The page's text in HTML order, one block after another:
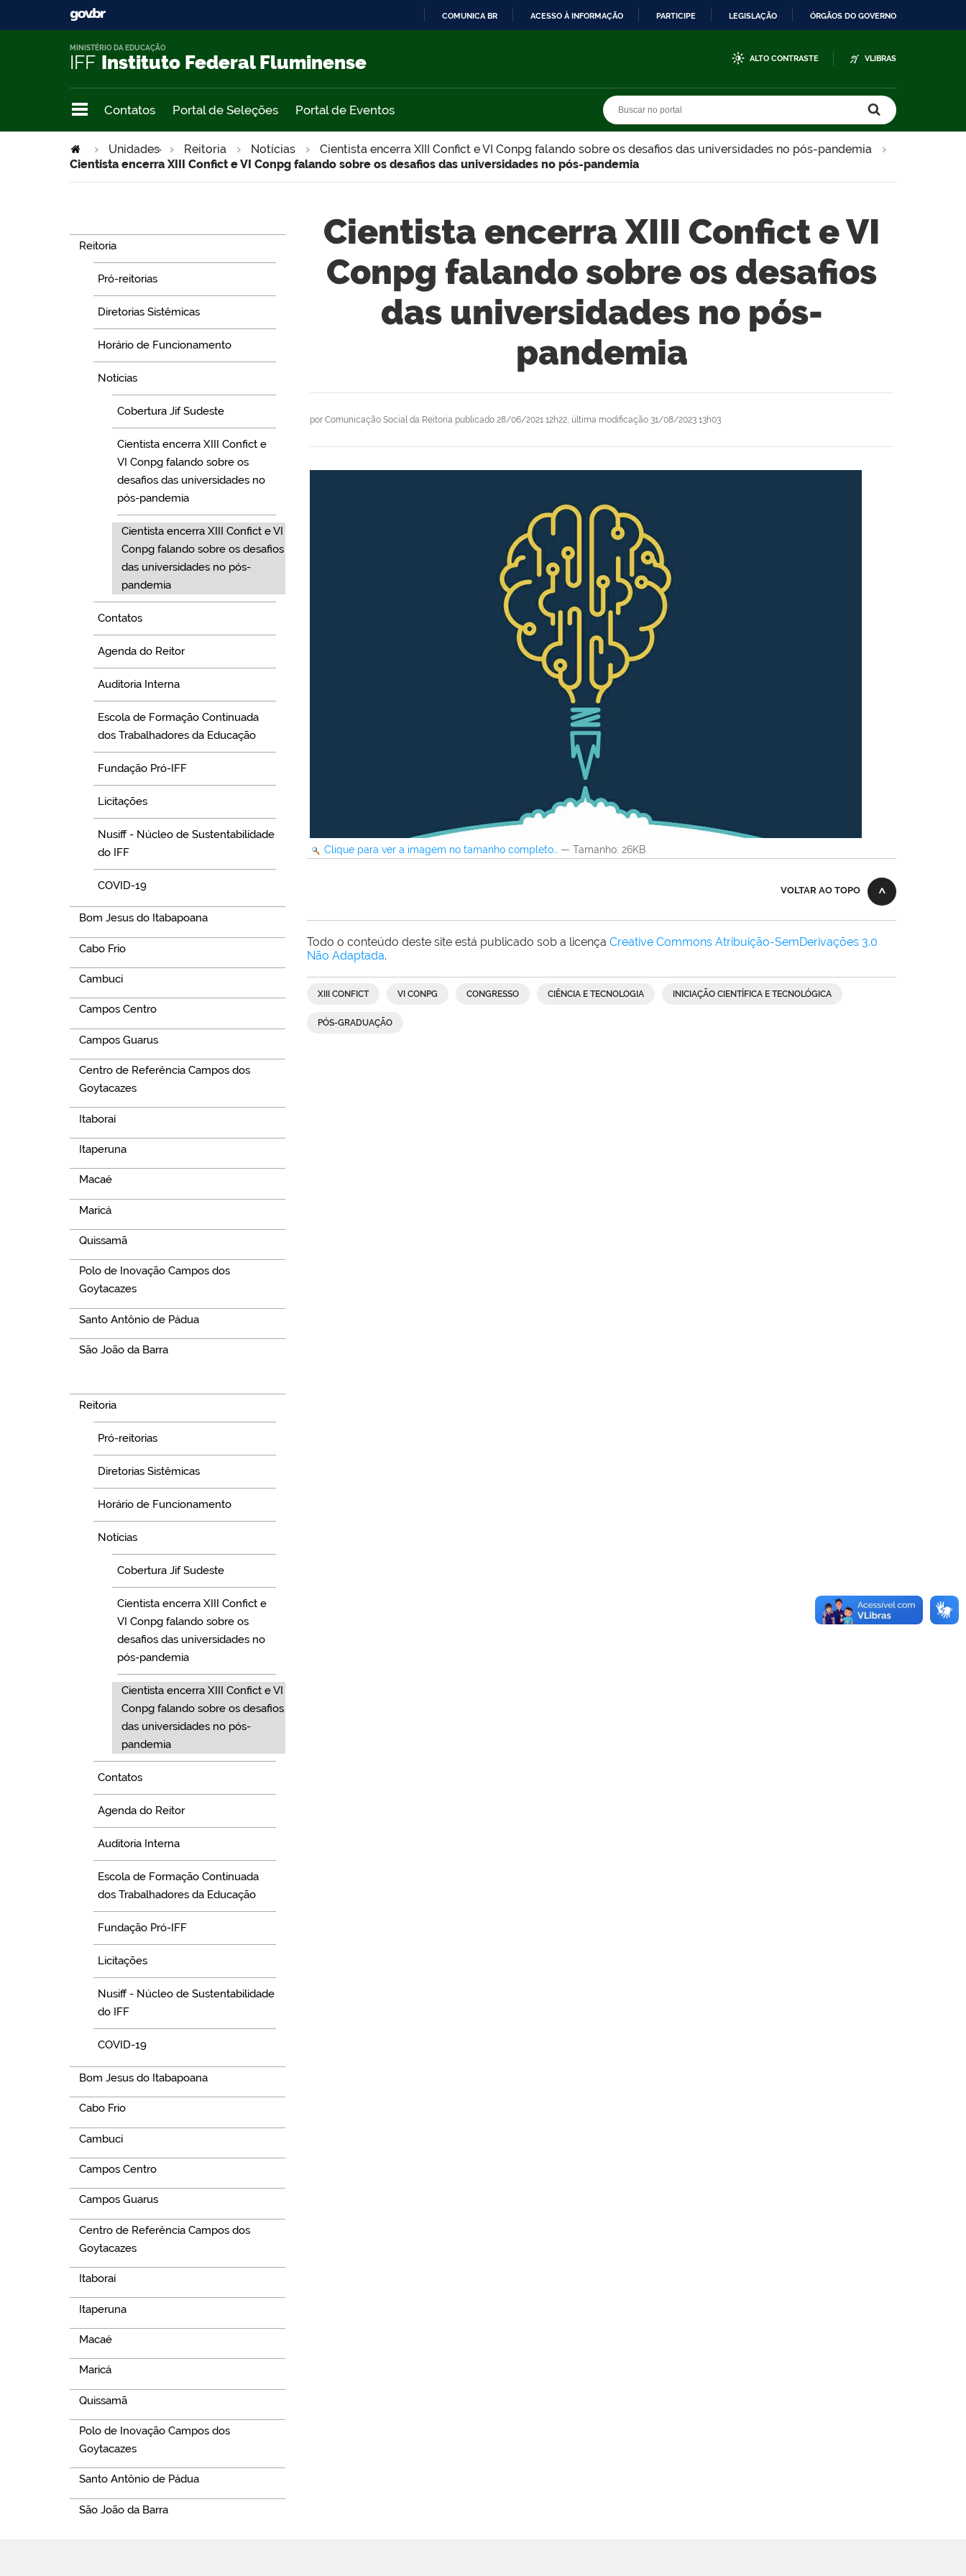
COMUNICA BR ACESSO À INFORMAÇÃO PARTICIPE LEGISLAÇÃO ÓRGÃOS DO GOVERNO
IFF Instituto Federal Fluminense
MINISTÉRIO DA EDUCAÇÃO
ALTO CONTRASTE VLIBRAS
Contatos Portal de Seleções Portal de Eventos
Unidades Reitoria Notícias Cientista encerra XIII Confict e VI Conpg falando sobre os desafios das universidades no pós-pandemia
>
Cientista encerra XIII Confict e VI Conpg falando sobre os desafios das universidades no pós-pandemia
Reitoria
Pró-reitorias
Diretorias Sistêmicas
Horário de Funcionamento
Notícias
Cobertura Jif Sudeste
Cientista encerra XIII Confict e
VI Conpg falando sobre os
desafios das universidades no
pós-pandemia
Cientista encerra XIII Confict e VI
Conpg falando sobre os desafios
das universidades no pós-
pandemia
Contatos
Agenda do Reitor
Auditoria Interna
Escola de Formação Continuada
dos Trabalhadores da Educação
Fundação Pró-IFF
Licitações
Nusiff - Núcleo de Sustentabilidade
do IFF
COVID-19
Bom Jesus do Itabapoana
Cabo Frio
Cambuci
Campos Centro
Campos Guarus
Centro de Referência Campos dos
Goytacazes
Itaboraí
Itaperuna
Macaé
Maricá
Quissamã
Polo de Inovação Campos dos
Goytacazes
Santo Antônio de Pádua
São João da Barra
Reitoria
Pró-reitorias
Diretorias Sistêmicas
Horário de Funcionamento
Notícias
Cobertura Jif Sudeste
Cientista encerra XIII Confict e
VI Conpg falando sobre os
desafios das universidades no
pós-pandemia
Cientista encerra XIII Confict e VI
Conpg falando sobre os desafios
das universidades no pós-
pandemia
Contatos
Agenda do Reitor
Auditoria Interna
Escola de Formação Continuada
dos Trabalhadores da Educação
Fundação Pró-IFF
Licitações
Nusiff - Núcleo de Sustentabilidade
do IFF
COVID-19
Bom Jesus do Itabapoana
Cabo Frio
Cambuci
Campos Centro
Campos Guarus
Centro de Referência Campos dos
Goytacazes
Itaboraí
Itaperuna
Macaé
Maricá
Quissamã
Polo de Inovação Campos dos
Goytacazes
Santo Antônio de Pádua
São João da Barra
Cientista encerra XIII Confict e VI
Conpg falando sobre os desafios
das universidades no pós-
pandemia
por Comunicação Social da Reitoria publicado 28/06/2021 12h22, última modificação 31/08/2023 13h03
Clique para ver a imagem no tamanho completo… — Tamanho: 26KB
VOLTAR AO TOPO
Todo o conteúdo deste site está publicado sob a licença Creative Commons Atribuição-SemDerivações 3.0
Não Adaptada.
XIII CONFICT VI CONPG CONGRESSO CIÊNCIA E TECNOLOGIA INICIAÇÃO CIENTÍFICA E TECNOLÓGICA
PÓS-GRADUAÇÃO